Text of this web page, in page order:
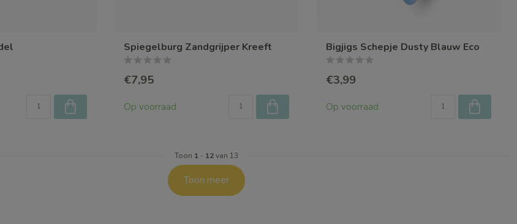
Spiegelburg Zandgrijper Kreeft
€7,95
Op voorraad
Bigjigs Schepje Dusty Blauw Eco
€3,99
Op voorraad
Toon 1 - 12van 13
Toon meer